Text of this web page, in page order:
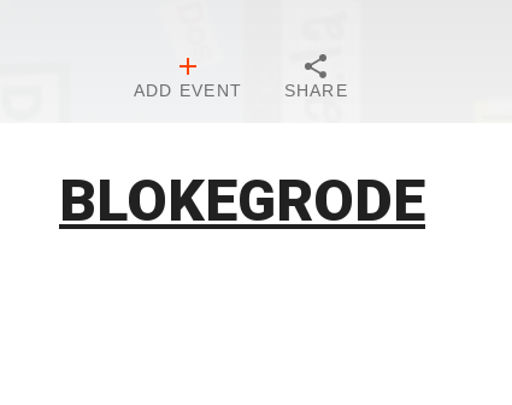
ADD EVENT SHARE
BLOKEGRODE